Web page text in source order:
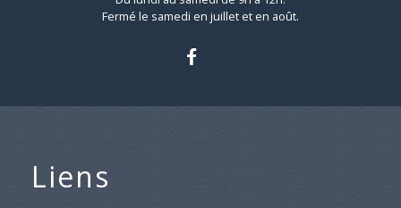
Fermé le samedi en juillet et en août.
Liens